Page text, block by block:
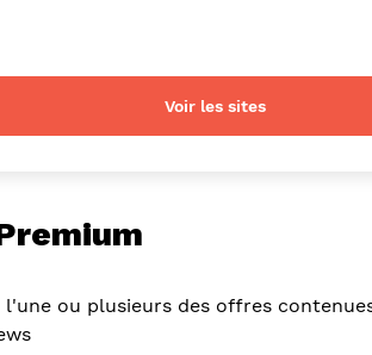
Voir les sites
l'une ou plusieurs des offres